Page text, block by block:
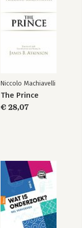
Niccolo Machiavelli
The Prince
€ 28,07